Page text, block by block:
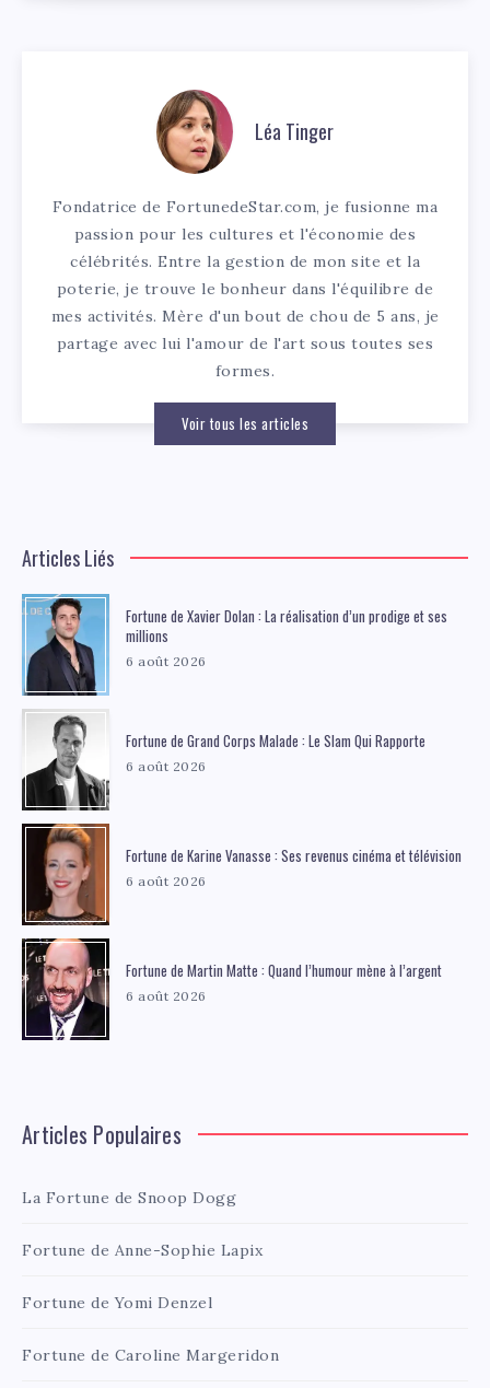
Léa Tinger
Fondatrice de FortunedeStar.com, je fusionne ma
passion pour les cultures et l'économie des
célébrités. Entre la gestion de mon site et la
poterie, je trouve le bonheur dans l'équilibre de
mes activités. Mère d'un bout de chou de 5 ans, je
partage avec lui l'amour de l'art sous toutes ses
formes.
Voir tous les articles
Articles Liés
Fortune de Xavier Dolan : La réalisation d’un prodige et ses
millions
6 août 2026
Fortune de Grand Corps Malade : Le Slam Qui Rapporte
6 août 2026
Fortune de Karine Vanasse : Ses revenus cinéma et télévision
6 août 2026
Fortune de Martin Matte : Quand l’humour mène à l’argent
6 août 2026
Articles Populaires
La Fortune de Snoop Dogg
Fortune de Anne-Sophie Lapix
Fortune de Yomi Denzel
Fortune de Caroline Margeridon